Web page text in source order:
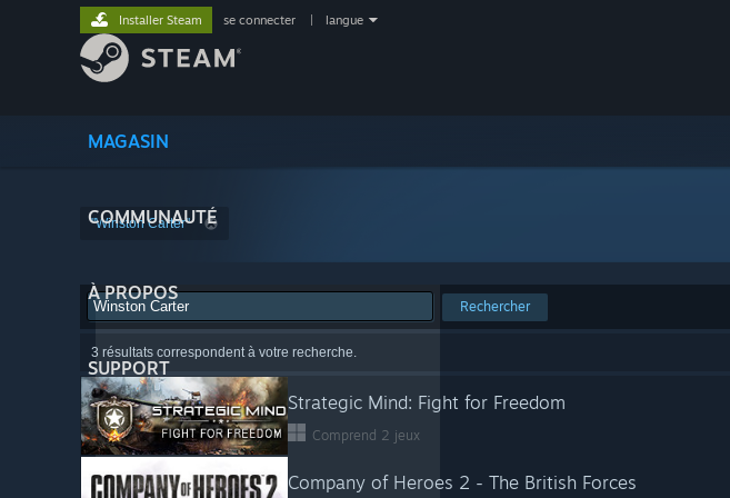
MAGASIN
COMMUNAUTÉ
À PROPOS
SUPPORT
Installer Steam se connecter langue
"Winston Carter"
Rechercher
3 résultats correspondent à votre recherche.
Strategic Mind: Fight for Freedom
Comprend 2 jeux
Company of Heroes 2 - The British Forces